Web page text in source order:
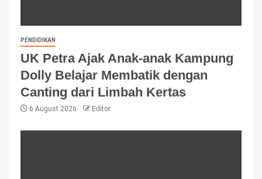
PENDIDIKAN
UK Petra Ajak Anak-anak Kampung
Dolly Belajar Membatik dengan
Canting dari Limbah Kertas
6 August 2026 Editor